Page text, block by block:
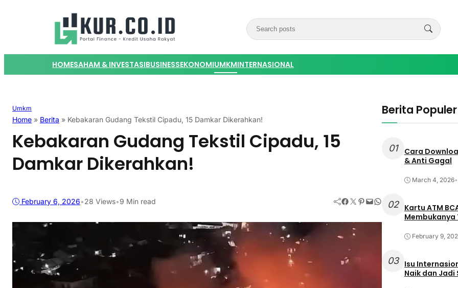
HOMESAHAM & INVESTASIBUSINESSEKONOMIUMKMINTERNASIONAL
Umkm
Home » Berita » Kebakaran Gudang Tekstil Cipadu, 15 Damkar Dikerahkan!
Kebakaran Gudang Tekstil Cipadu, 15
Damkar Dikerahkan!
February 6, 2026•28 Views•9 Min read Facebook Twitter Pinterest Mail WhatsApp
Berita Populer
01
Cara
& Anti Gagal
March 4, 2026•
02
Kartu ATM
Membukanya
February 9,
03
Isu
Naik dan Jadi